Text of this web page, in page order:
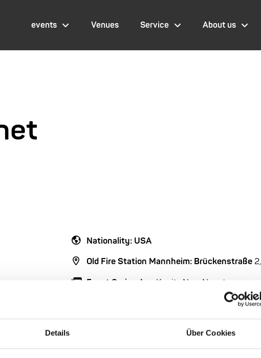
Details Über Cookies
events Venues Service About us
Nationality: USA
Old Fire Station Mannheim: Brückenstraße
Event Series: Lee Konitz New Nonet